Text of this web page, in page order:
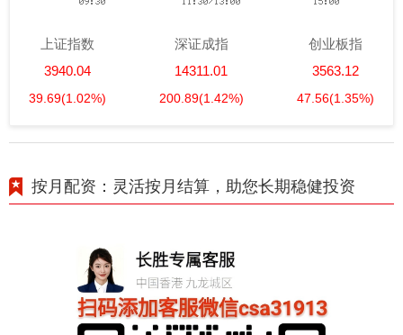
上证指数
3940.04
39.69(1.02%)
深证成指
14311.01
200.89(1.42%)
创业板指
3563.12
47.56(1.35%)
按月配资：灵活按月结算，助您长期稳健投资